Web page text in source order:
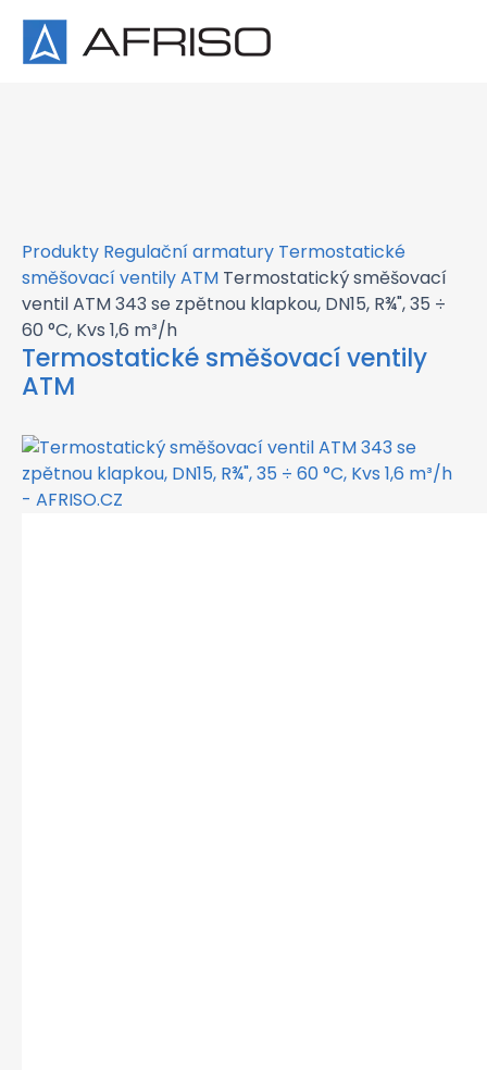
×
Produkty Regulační armatury Termostatické
směšovací ventily ATM Termostatický směšovací
ventil ATM 343 se zpětnou klapkou, DN15, R¾", 35 ÷
60 °C, Kvs 1,6 m³/h
Termostatické směšovací ventily
ATM